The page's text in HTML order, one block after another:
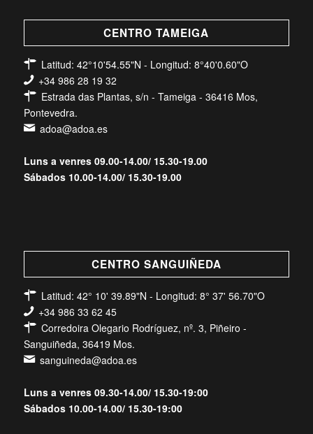
CENTRO TAMEIGA
Latitud: 42°10'54.55"N - Longitud: 8°40'0.60"O
+34 986 28 19 32
Estrada das Plantas, s/n - Tameiga - 36416 Mos,
Pontevedra.
adoa@adoa.es
Luns a venres 09.00-14.00/ 15.30-19.00
Sábados 10.00-14.00/ 15.30-19.00
CENTRO SANGUIÑEDA
Latitud: 42° 10' 39.89"N - Longitud: 8° 37' 56.70"O
+34 986 33 62 45
Corredoira Olegario Rodríguez, nº. 3, Piñeiro -
Sanguiñeda, 36419 Mos.
sanguineda@adoa.es
Luns a venres 09.30-14.00/ 15.30-19:00
Sábados 10.00-14.00/ 15.30-19:00